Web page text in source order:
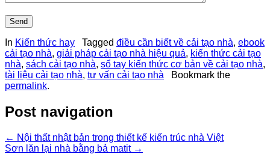
In Kiến thức hay Tagged điều cần biết về cải tạo nhà, ebook
cải tạo nhà, giải pháp cải tạo nhà hiệu quả, kiến thức cải tạo
nhà, sách cải tạo nhà, sổ tay kiến thức cơ bản về cải tạo nhà,
tài liệu cải tạo nhà, tư vấn cải tạo nhà Bookmark the
permalink.
Post navigation
← Nội thất nhật bản trong thiết kế kiến trúc nhà Việt
Sơn lăn lại nhà bằng bả matit →